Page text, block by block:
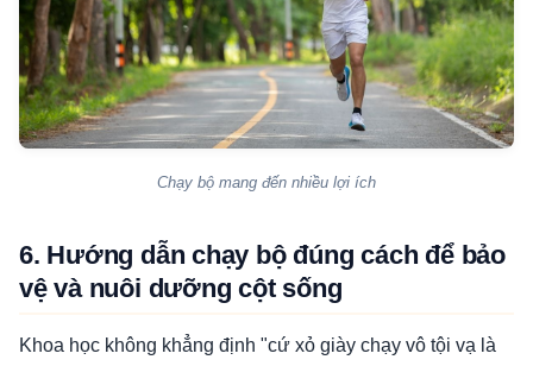
Chạy bộ mang đến nhiều lợi ích
6. Hướng dẫn chạy bộ đúng cách để bảo
vệ và nuôi dưỡng cột sống
Khoa học không khẳng định "cứ xỏ giày chạy vô tội vạ là